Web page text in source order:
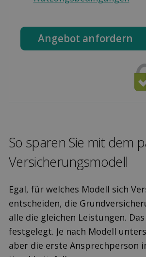
Angebot anfordern
So sparen Sie mit dem
Versicherungs­modell
Egal, für welches Modell sich
entscheiden, die
alle die gleichen Leistungen.
festgelegt. Je nach Modell
aber die erste Ansprechperson